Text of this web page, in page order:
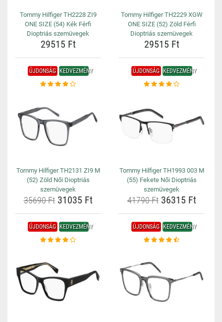
Tommy Hilfiger TH2228 ZI9
ONE SIZE (54) Kék Férfi
Dioptriás szemüvegek
29515 Ft
Tommy Hilfiger TH2229 XGW
ONE SIZE (52) Zöld Férfi
Dioptriás szemüvegek
29515 Ft
ÚJDONSÁG KEDVEZMÉNY
Tommy Hilfiger TH2131 ZI9 M
(52) Zöld Női Dioptriás
szemüvegek
35690 Ft31035 Ft
ÚJDONSÁG KEDVEZMÉNY
Tommy Hilfiger TH1993 003 M
(55) Fekete Női Dioptriás
szemüvegek
41790 Ft36315 Ft
ÚJDONSÁG KEDVEZMÉNY ÚJDONSÁG KEDVEZMÉNY